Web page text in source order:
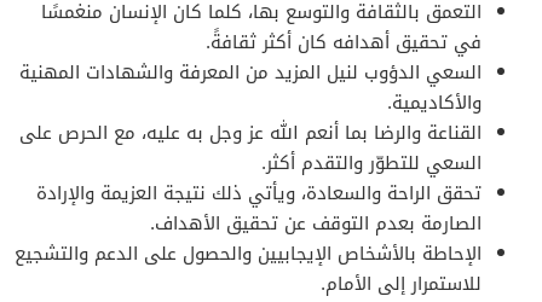
التعمق بالثقافة والتوسع بها، كلما كان الإنسان منغمسًا
في تحقيق أهدافه كان أكثر ثقافةً.
السعي الدؤوب لنيل المزيد من المعرفة والشهادات المهنية
والأكاديمية.
القناعة والرضا بما أنعم الله عز وجل به عليه، مع الحرص على
السعي للتطوّر والتقدم أكثر.
تحقق الراحة والسعادة، ويأتي ذلك نتيجة العزيمة والإرادة
الصارمة بعدم التوقف عن تحقيق الأهداف.
الإحاطة بالأشخاص الإيجابيين والحصول على الدعم والتشجيع
للاستمرار إلى الأمام.